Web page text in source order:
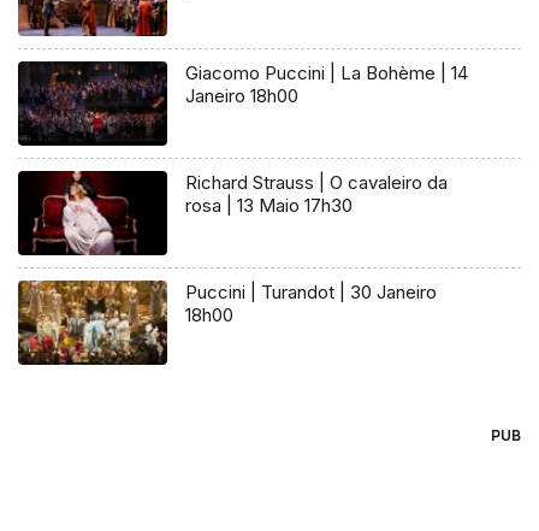
Giacomo Puccini | La Bohème | 14
Janeiro 18h00
Richard Strauss | O cavaleiro da
rosa | 13 Maio 17h30
Puccini | Turandot | 30 Janeiro
18h00
PUB